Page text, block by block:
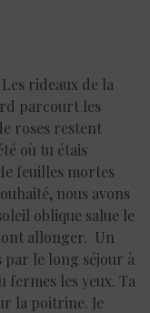
rideaux de la
parcourt les
roses restent
où tu étais
feuilles mortes
nous avons
oblique salue le
allonger. Un
par le long séjour à
fermes les yeux. Ta
la poitrine. Je